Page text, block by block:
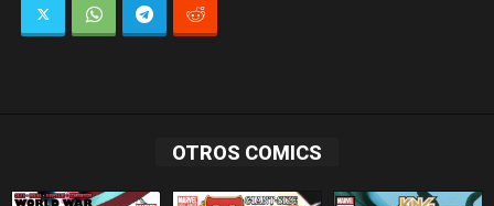
OTROS COMICS